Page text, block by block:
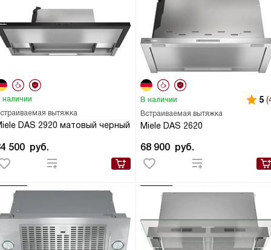
вытяжка
DAS 2920 матовый черный
наличии
500 руб.
Встраиваемая вытяжка
Miele DAS 2620
В наличии 5
68 900 руб.